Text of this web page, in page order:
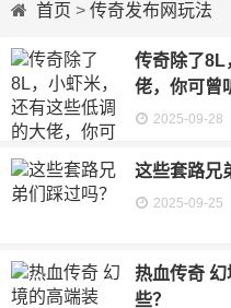
首页 > 传奇发布网玩法
传奇除了8L
佬，你可曾
2025-09-28
这些套路兄
2025-09-25
热血传奇
些？